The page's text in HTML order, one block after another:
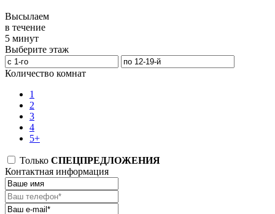
Высылаем
в течение
5 минут
Выберите этаж
Количество комнат
1
2
3
4
5+
Только СПЕЦПРЕДЛОЖЕНИЯ
Контактная информация